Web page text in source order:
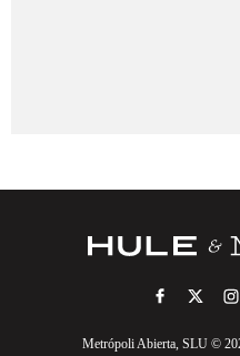
Metrópoli Abierta, SLU ©